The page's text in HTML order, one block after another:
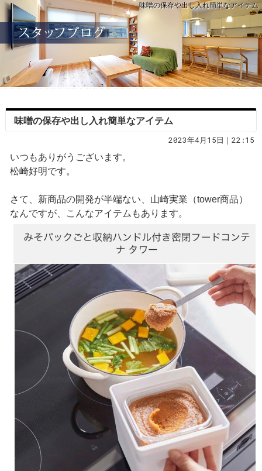
味噌の保存や出し入れ簡単なアイテム
味噌の保存や出し入れ簡単なアイテム
2023年4月15日｜22:15
いつもありがうございます。
松崎好明です。
さて、新商品の開発が半端ない、山崎実業（tower商品）
なんですが、こんなアイテムもあります。